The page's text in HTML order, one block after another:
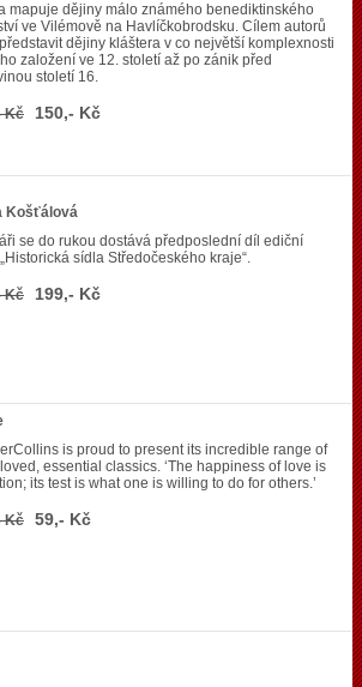
mapuje dějiny málo známého benediktinského
ve Vilémově na Havlíčkobrodsku. Cílem autorů
dějiny kláštera v co největší komplexnosti
založení ve 12. století až po zánik před
století 16.
Kč 150,- Kč
Košťálová
se do rukou dostává předposlední díl ediční
sídla Středočeského kraje“.
Kč 199,- Kč
is proud to present its incredible range of
essential classics. ‘The happiness of love is
its test is what one is willing to do for others.’
Kč 59,- Kč